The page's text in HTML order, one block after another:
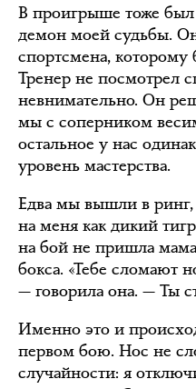
В проигрыше тоже был
демон моей судьбы.
спортсмена,
Тренер не посмотрел
невнимательно. Он
мы с соперником
остальное у нас
уровень мастерства.
Едва мы вышли в ринг,
на меня как дикий
на бой не пришла
бокса. «Тебе сломают
— говорила она. — Ты
Именно это и
первом бою. Нос не
случайности: я